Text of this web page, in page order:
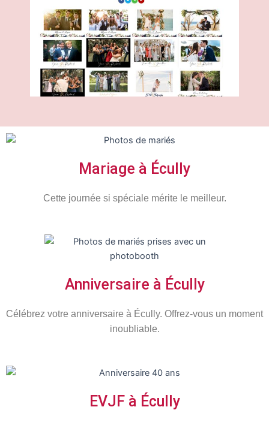
Mariage à Écully
Cette journée si spéciale mérite le meilleur.
Anniversaire à Écully
Célébrez votre anniversaire à Écully. Offrez-vous un moment
inoubliable.
EVJF à Écully